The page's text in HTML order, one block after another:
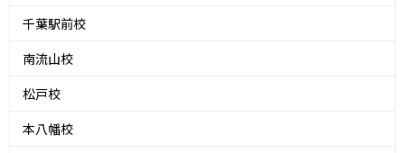
千葉駅前校
南流山校
松戸校
本八幡校